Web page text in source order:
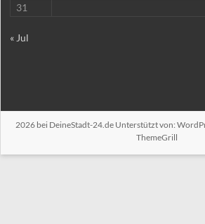
31
« Jul
2026 bei DeineStadt-24.deUnterstützt von:
ThemeGrill